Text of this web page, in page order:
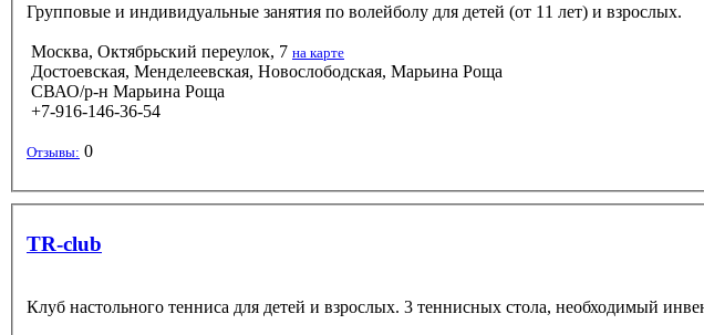
Групповые и индивидуальные занятия по волейболу для детей (от 11 лет) и взрослых.
Москва, Октябрьский переулок, 7 на карте
Достоевская, Менделеевская, Новослободская, Марьина Роща
СВАО/р-н Марьина Роща
+7-916-146-36-54
Отзывы: 0
TR-club
Клуб настольного тенниса для детей и взрослых. 3 теннисных стола, необходимый